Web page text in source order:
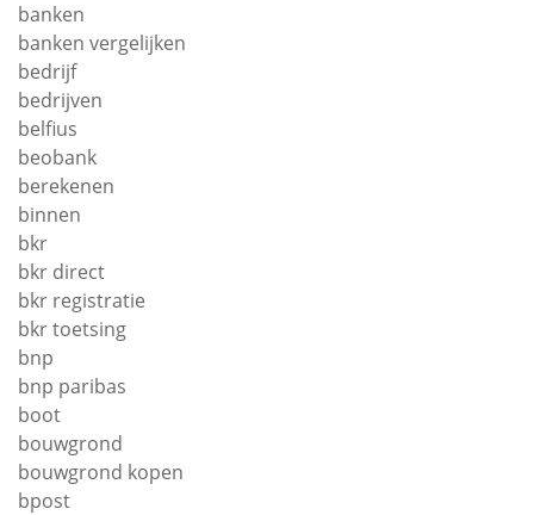
banken
banken vergelijken
bedrijf
bedrijven
belfius
beobank
berekenen
binnen
bkr
bkr direct
bkr registratie
bkr toetsing
bnp
bnp paribas
boot
bouwgrond
bouwgrond kopen
bpost